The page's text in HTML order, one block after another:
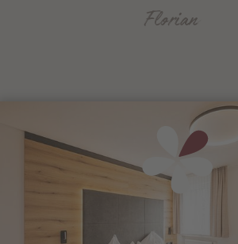
Florian